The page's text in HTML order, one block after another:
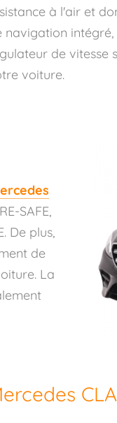
à l'air et
navigation
de vitesse
voiture.
SAFE,
De plus,
de
La
CLA